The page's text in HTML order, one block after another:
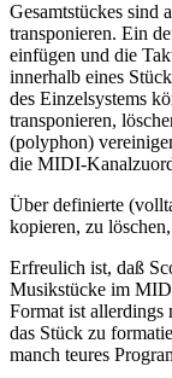
Gesamtstückes sind
transponieren. Ein
einfügen und die
innerhalb eines
des Einzelsystems
transponieren,
(polyphon)
die MIDI-
Über definierte
kopieren, zu
Erfreulich ist, daß
Musikstücke im
Format ist allerdings
das Stück zu
manch teures